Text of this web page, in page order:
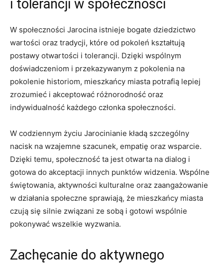
i tolerancji w społeczności
W społeczności Jarocina⁤ istnieje⁢ bogate‌ dziedzictwo
wartości ‌oraz tradycji, które od pokoleń kształtują​
postawy otwartości i tolerancji. Dzięki wspólnym
doświadczeniom i przekazywanym z pokolenia ⁢na
pokolenie‍ historiom, mieszkańcy miasta ‌potrafią‌ lepiej
zrozumieć i akceptować różnorodność‌ oraz
indywidualność ⁢każdego członka społeczności.
W codziennym⁢ życiu Jarocinianie kładą szczególny
nacisk na wzajemne szacunek, empatię oraz⁤ wsparcie.
Dzięki⁢ temu, społeczność ta jest otwarta na dialog i
gotowa do akceptacji innych punktów widzenia.​ Wspólne
⁤świętowania, aktywności‌ kulturalne‌ oraz zaangażowanie
w ⁢działania‌ społeczne ⁤sprawiają, ⁤że mieszkańcy miasta
czują się⁣ silnie związani ze sobą i gotowi‌ wspólnie
pokonywać wszelkie ⁤wyzwania.
Zachęcanie do ⁢aktywnego